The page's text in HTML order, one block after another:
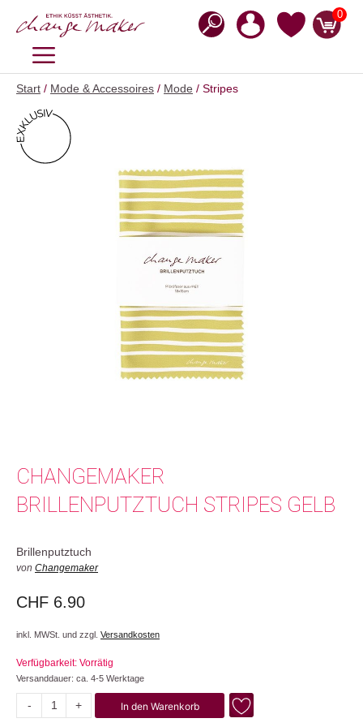
Inhalt
0
MENÜ
Start / Mode & Accessoires / Mode / Stripes
CHANGEMAKER
BRILLENPUTZTUCH STRIPES GELB
Brillenputztuch
von Changemaker
CHF 6.90
inkl. MWSt. und zzgl. Versandkosten
Verfügbarkeit: Vorrätig
Versanddauer: ca. 4-5 Werktage
-
Stripes
+ In den Warenkorb